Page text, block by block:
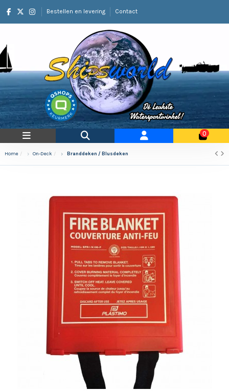
Bestellen en levering Contact
0
Home On-Deck Branddeken / Blusdeken